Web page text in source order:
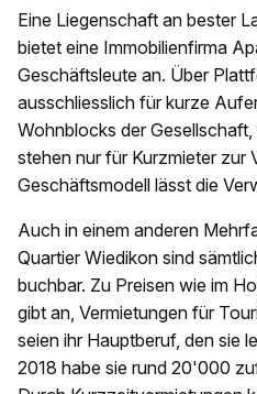
Eine Liegenschaft an bester
bietet eine Immobilienfirma
Geschäftsleute an. Über
ausschliesslich für kurze
Wohnblocks der
stehen nur für Kurzmieter zur
Geschäftsmodell lässt die
Auch in einem anderen
Quartier Wiedikon sind
buchbar. Zu Preisen wie im
gibt an, Vermietungen für
seien ihr Hauptberuf, den sie
2018 habe sie rund 20'000